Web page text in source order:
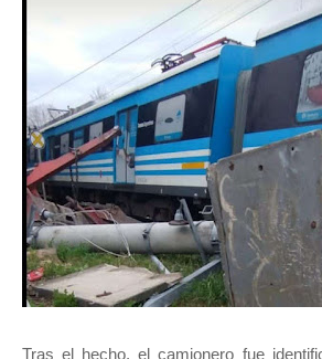
Tras el hecho, el camionero fue